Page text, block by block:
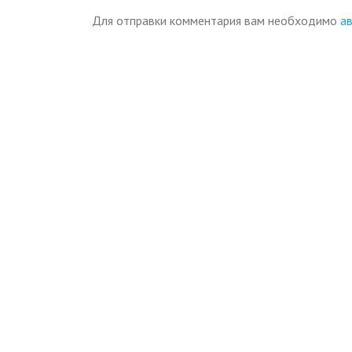
Для отправки комментария вам необходимо